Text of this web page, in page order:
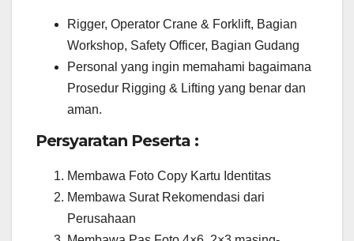
Rigger, Operator Crane & Forklift, Bagian
Workshop, Safety Officer, Bagian Gudang
Personal yang ingin memahami bagaimana
Prosedur Rigging & Lifting yang benar dan
aman.
Persyaratan Peserta :
Membawa Foto Copy Kartu Identitas
Membawa Surat Rekomendasi dari
Perusahaan